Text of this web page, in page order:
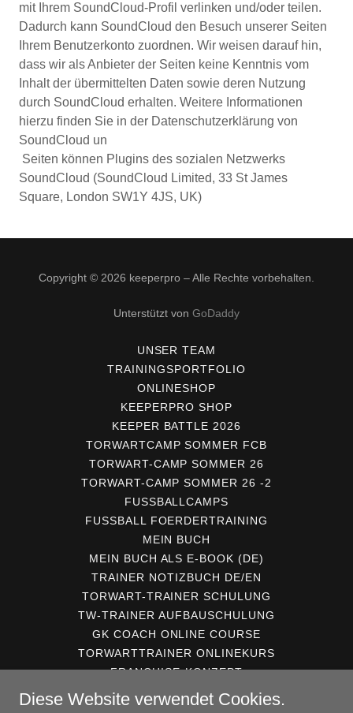
mit Ihrem SoundCloud-Profil verlinken und/oder teilen.
Dadurch kann SoundCloud den Besuch unserer Seiten
Ihrem Benutzerkonto zuordnen. Wir weisen darauf hin,
dass wir als Anbieter der Seiten keine Kenntnis vom
Inhalt der übermittelten Daten sowie deren Nutzung
durch SoundCloud erhalten. Weitere Informationen
hierzu finden Sie in der Datenschutzerklärung von
SoundCloud un
Seiten können Plugins des sozialen Netzwerks
SoundCloud (SoundCloud Limited, 33 St James
Square, London SW1Y 4JS, UK)
Copyright © 2026 keeperpro – Alle Rechte vorbehalten.
Unterstützt von GoDaddy
UNSER TEAM
TRAININGSPORTFOLIO
ONLINESHOP
KEEPERPRO SHOP
KEEPER BATTLE 2026
TORWARTCAMP SOMMER FCB
TORWART-CAMP SOMMER 26
TORWART-CAMP SOMMER 26 -2
FUSSBALLCAMPS
FUSSBALL FOERDERTRAINING
MEIN BUCH
MEIN BUCH ALS E-BOOK (DE)
TRAINER NOTIZBUCH DE/EN
TORWART-TRAINER SCHULUNG
TW-TRAINER AUFBAUSCHULUNG
GK COACH ONLINE COURSE
TORWARTTRAINER ONLINEKURS
FRANCHISE-KONZEPT
GOALKEEPING SOLUTIONS
Diese Website verwendet Cookies.